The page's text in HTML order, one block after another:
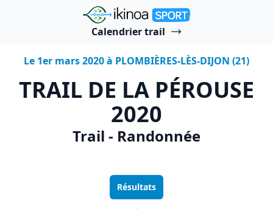
"Ikinoa Sport"
Calendrier trail
Le 1er mars 2020 à PLOMBIÈRES-LÈS-DIJON (21)
TRAIL DE LA PÉROUSE
2020
Trail - Randonnée
Résultats